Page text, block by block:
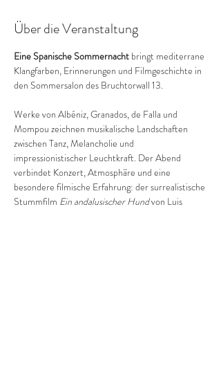
Über die Veranstaltung
Eine Spanische Sommernacht bringt mediterrane
Klangfarben, Erinnerungen und Filmgeschichte in
den Sommersalon des Bruchtorwall 13.
Werke von Albéniz, Granados, de Falla und
Mompou zeichnen musikalische Landschaften
zwischen Tanz, Melancholie und
impressionistischer Leuchtkraft. Der Abend
verbindet Konzert, Atmosphäre und eine
besondere filmische Erfahrung: der surrealistische
Stummfilm Ein andalusischer Hund von Luis